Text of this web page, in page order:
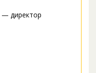
— директор